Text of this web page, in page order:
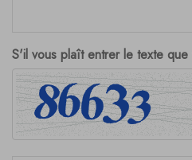
S'il vous plaît entrer le texte